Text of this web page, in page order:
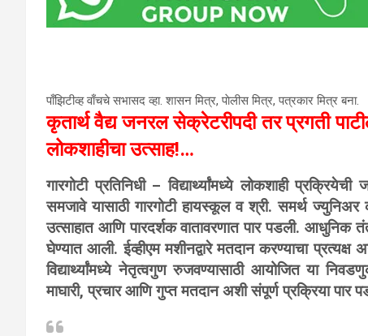
पाँझिटीव्ह वाँचचे सभासद व्हा. शासन मित्र, पाेलीस मित्र, पत्रकार मित्र बना.
कृतार्थ वैद्य जनरल सेक्रेटरीपदी तर प्रगती पाटील
लोकशाहीचा उत्साह!…
​गारगोटी प्रतिनिधी – विद्यार्थ्यांमध्ये लोकशाही
समजावे यासाठी गारगोटी हायस्कूल व श्री. समर्थ
उत्साहात आणि पारदर्शक वातावरणात पार पडली. आधुनिक
घेण्यात आली. ईव्हीएम मशीनद्वारे मतदान करण्याचा प्रत्यक्ष
विद्यार्थ्यांमध्ये नेतृत्वगुण रुजवण्यासाठी आयोजित या
माघारी, प्रचार आणि गुप्त मतदान अशी संपूर्ण प्रक्रिया पार